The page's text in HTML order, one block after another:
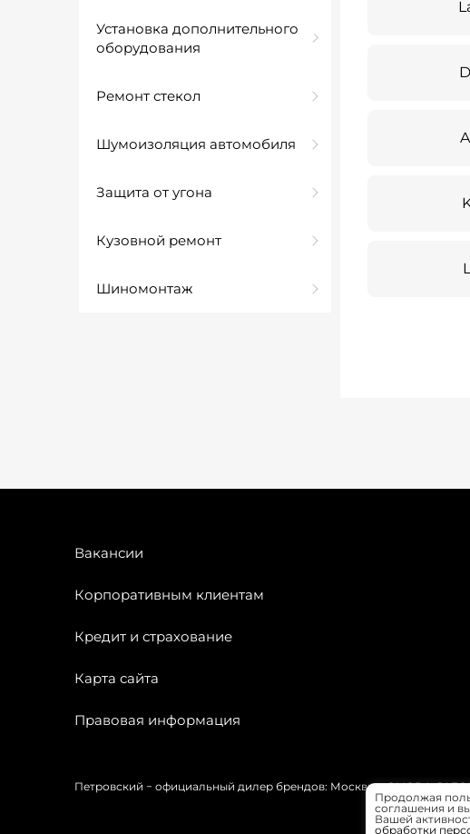
Установка дополнительного
оборудования
Ремонт стекол
Шумоизоляция автомобиля
Защита от угона
Кузовной ремонт
Шиномонтаж
Вакансии
Корпоративным клиентам
Кредит и страхование
Карта сайта
Правовая информация
Петровский − официальный дилер брендов: Москвич, OMODA,
Продолжая
соглашения и
Вашей
обработки